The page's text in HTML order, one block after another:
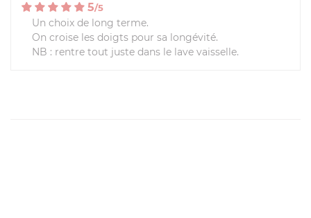
5/5
Un choix de long terme.
On croise les doigts pour sa longévité.
NB : rentre tout juste dans le lave vaisselle.